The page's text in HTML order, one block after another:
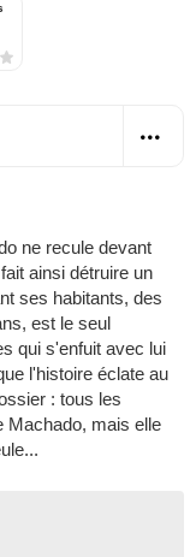
ne recule devant
ainsi détruire un
ses habitants, des
est le seul
qui s'enfuit avec lui
l'histoire éclate au
: tous les
Machado, mais elle